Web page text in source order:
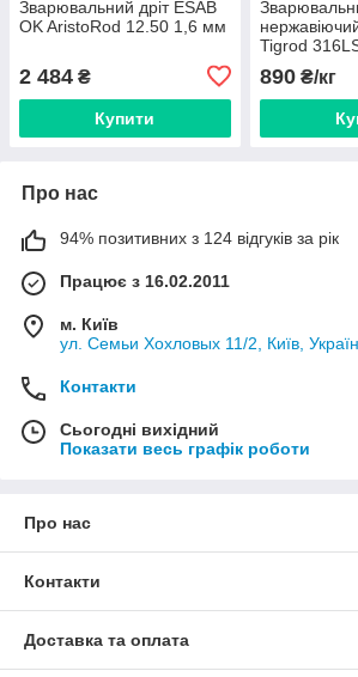
Зварювальний дріт ESAB
OK AristoRod 12.50 1,6 мм
2 484 ₴
Купити
Tigrod
890₴/кг
Про нас
94% позитивних з 124 відгуків за рік
Працює з 16.02.2011
м. Київ
ул. Семьи Хохловых 11/2, Київ,
Контакти
Сьогодні вихідний
Показати весь графік роботи
Про нас
Контакти
Доставка та оплата